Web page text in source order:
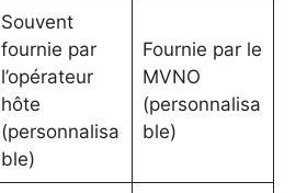
Souvent
fournie par
l’opérateur
hôte
(personnalisa
ble)
Fournie par le
MVNO
(personnalisa
ble)